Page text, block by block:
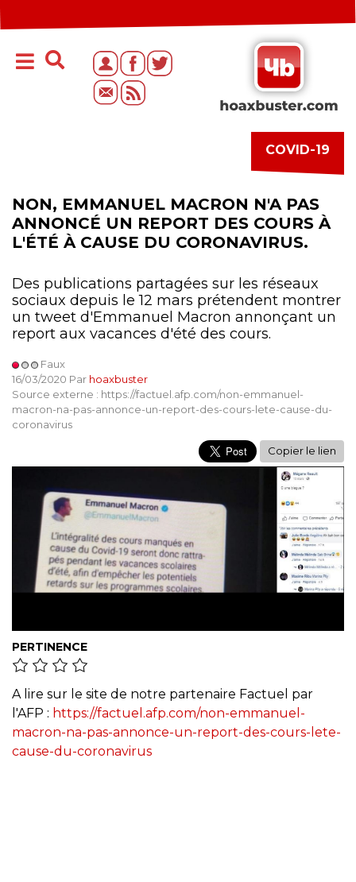
COVID-19
NON, EMMANUEL MACRON N'A PAS
ANNONCÉ UN REPORT DES COURS À
L'ÉTÉ À CAUSE DU CORONAVIRUS.
Des publications partagées sur les réseaux
sociaux depuis le 12 mars prétendent montrer
un tweet d'Emmanuel Macron annonçant un
report aux vacances d'été des cours.
Faux
16/03/2020 Par hoaxbuster
Source externe : https://factuel.afp.com/non-emmanuel-
macron-na-pas-annonce-un-report-des-cours-lete-cause-du-
coronavirus
Copier le lien
PERTINENCE
A lire sur le site de notre partenaire Factuel par
l'AFP : https://factuel.afp.com/non-emmanuel-
macron-na-pas-annonce-un-report-des-cours-lete-
cause-du-coronavirus